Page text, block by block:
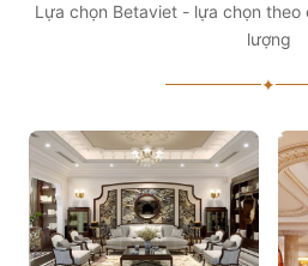
Lựa chọn Betaviet - lựa chọn theo
lượng
✦